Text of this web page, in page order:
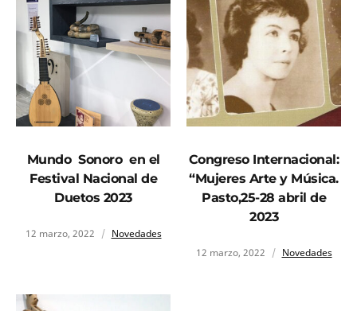
Mundo Sonoro en el
Festival Nacional de
Duetos 2023
12 marzo, 2022 Novedades
Congreso Internacional:
“Mujeres Arte y Música.
Pasto,25-28 abril de
2023
12 marzo, 2022 Novedades